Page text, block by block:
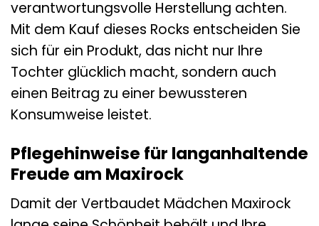
verantwortungsvolle Herstellung achten.
Mit dem Kauf dieses Rocks entscheiden Sie
sich für ein Produkt, das nicht nur Ihre
Tochter glücklich macht, sondern auch
einen Beitrag zu einer bewussteren
Konsumweise leistet.
Pflegehinweise für langanhaltende
Freude am Maxirock
Damit der Vertbaudet Mädchen Maxirock